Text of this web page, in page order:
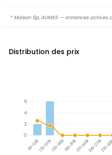
* Maison 5p, AUMES — annonces actives
Distribution des prix
90-120k120-150k150-180k180-210k210-240k240-270k270-
6
4
2
0